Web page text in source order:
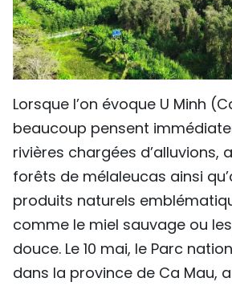
Lorsque l’on évoque U Minh
beaucoup pensent
rivières chargées d’alluvions,
forêts de mélaleucas ainsi
produits naturels
comme le miel sauvage ou
douce. Le 10 mai, le Parc
dans la province de Ca Mau,